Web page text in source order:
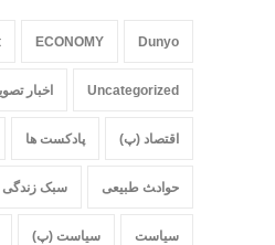
Dunyo
ECONOMY
Uncategorized اخبار
اقتصاد (پ) پادکست ها
حواد‍‍‍ث طبیعی سبک زندگی
سیاست سیاست (پ)